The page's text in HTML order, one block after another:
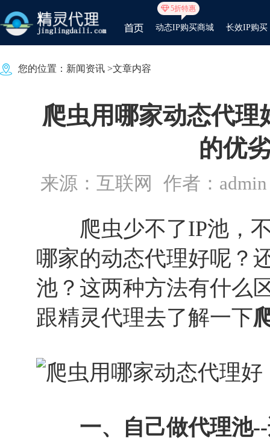
5折特惠
动态IP购买商城 长效IP购买
您的位置： 新闻资讯 >文章内容
爬虫用哪家动态代
的优
来源：互联网 作者：admin
爬虫少不了IP池，不
哪家的动态代理好呢？
池？这两种方法有什么
跟精灵代理去了解一下
一、自己做代理池